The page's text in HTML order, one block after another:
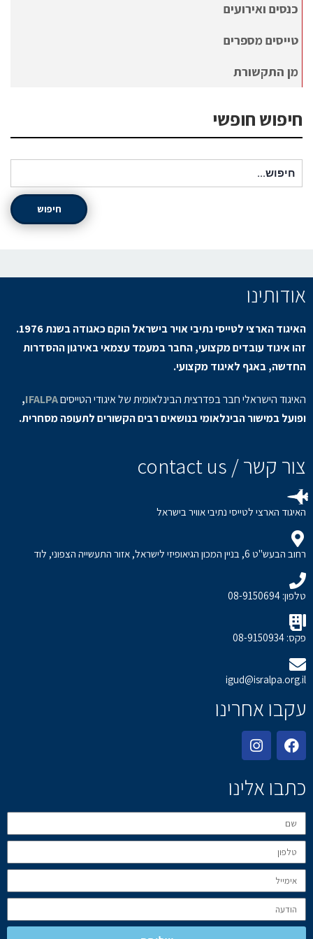
כנסים ואירועים
טייסים מספרים
מן התקשורת
חיפוש חופשי
חיפוש
אודותינו
האיגוד הארצי לטייסי נתיבי אויר בישראל הוקם כאגודה בשנת 1976.
זהו איגוד עובדים מקצועי, החבר במעמד עצמאי באירגון ההסדרות
החדשה, באגף לאיגוד מקצועי.
האיגוד הישראלי חבר בפדרצית הבינלאומית של איגודי הטייסיםIFALPA
,
ופועל במישור הבינלאומי בנושאים רבים הקשורים לתעופה מסחרית.
צור קשר / contact us
האיגוד הארצי לטייסי נתיבי אוויר בישראל
רחוב הבעש"ט 6, בניין המכון הגיאופיזי לישראל, אזור התעשייה הצפוני, לוד
טלפון: 08-9150694
פקס: 08-9150934
igud@isralpa.org.il
עקבו אחרינו
כתבו אלינו